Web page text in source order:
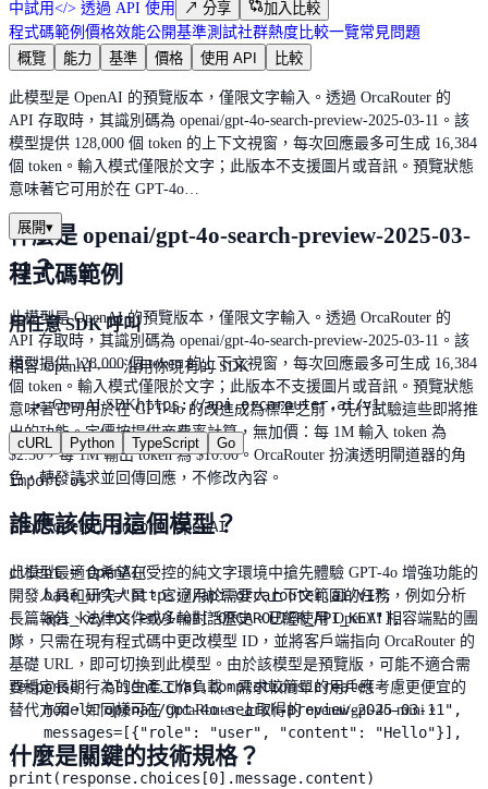
中試用</> 透過 API 使用 ↗ 分享
加入比較
程式碼範例 價格效能公開基準測試社群熱度 比較一覽常見問題
概覽
能力 基準 價格 使用 API 比較
此模型是 OpenAI 的預覽版本，僅限文字輸入。透過 OrcaRouter 的
API 存取時，其識別碼為 openai/gpt-4o-search-preview-2025-03-11。該
模型提供 128,000 個 token 的上下文視窗，每次回應最多可生成 16,384
個 token。輸入模式僅限於文字；此版本不支援圖片或音訊。預覽狀態
意味著它可用於在 GPT-4o…
什麼是 openai/gpt-4o-search-preview-2025-03-
11？
此模型是 OpenAI 的預覽版本，僅限文字輸入。透過 OrcaRouter 的
API 存取時，其識別碼為 openai/gpt-4o-search-preview-2025-03-11。該
模型提供 128,000 個 token 的上下文視窗，每次回應最多可生成 16,384
個 token。輸入模式僅限於文字；此版本不支援圖片或音訊。預覽狀態
意味著它可用於在 GPT-4o 的改進成為標準之前，先行試驗這些即將推
出的功能。定價按提供商費率計算，無加價：每 1M 輸入 token 為
$2.50，每 1M 輸出 token 為 $10.00。OrcaRouter 扮演透明閘道器的角
色，轉發請求並回傳回應，不修改內容。
誰應該使用這個模型？
此模型最適合希望在受控的純文字環境中搶先體驗 GPT-4o 增強功能的
開發人員和研究人員。它適用於需要大上下文範圍的任務，例如分析
長篇報告、法律文件或多輪對話歷史。已經使用 OpenAI 相容端點的團
隊，只需在現有程式碼中更改模型 ID，並將客戶端指向 OrcaRouter 的
基礎 URL，即可切換到此模型。由於該模型是預覽版，可能不適合需
要穩定長期行為的生產工作負載。需求較簡單的用戶應考慮更便宜的
替代方案，如同樣可在 OrcaRouter 上取得的 openai/gpt-4o-mini。
什麼是關鍵的技術規格？
展開▾
程式碼範例
用任意 SDK 呼叫
相容 OpenAI——沿用你現有的 SDK
OpenAI SDKhttps://api.orcarouter.ai/v1
cURL Python TypeScript Go
import os
from openai import OpenAI
client = OpenAI(
    base_url="https://api.orcarouter.ai/v1",
    api_key=os.environ["ORCAROUTER_API_KEY"],
)
response = client.chat.completions.create(
    model="openai/gpt-4o-search-preview-2025-03-11",
    messages=[{"role": "user", "content": "Hello"}],
)
print(response.choices[0].message.content)